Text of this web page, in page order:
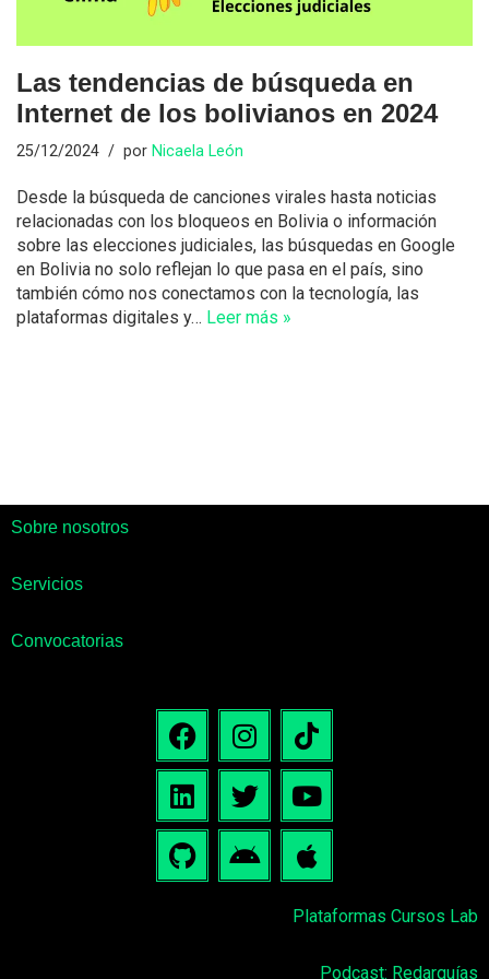
Las tendencias de búsqueda en
Internet de los bolivianos en 2024
25/12/2024 por Nicaela León
Desde la búsqueda de canciones virales hasta noticias
relacionadas con los bloqueos en Bolivia o información
sobre las elecciones judiciales, las búsquedas en Google
en Bolivia no solo reflejan lo que pasa en el país, sino
también cómo nos conectamos con la tecnología, las
plataformas digitales y… Leer más »
Sobre nosotros
Servicios
Convocatorias
Plataformas Cursos Lab
Podcast: Redarquías